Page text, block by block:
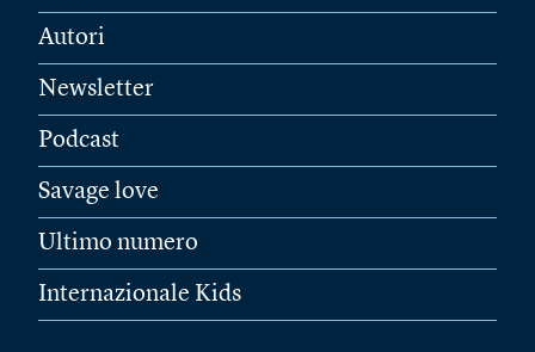
Autori
Newsletter
Podcast
Savage love
Ultimo numero
Internazionale Kids